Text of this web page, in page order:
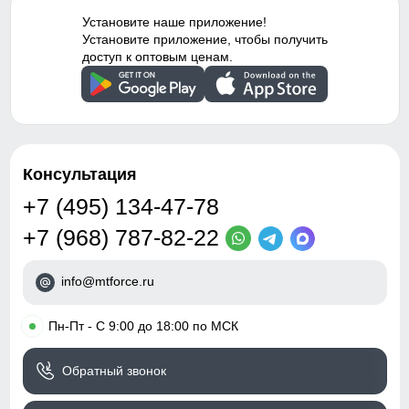
Удобные и вместительные карманы
Практичные и стильные карманы удобно расположены
для хранения мелочей, таких как ключи или телефон.
Тип посадки Средняя
Дизайн и стиль
Вид одежды Свободная модель
Рисунок
Надписи, Логотип,
Однотонный, Полоска
Коллекция
Тип упаковки Пакет
Установите наше приложение!
Установите приложение, чтобы получить
доступ к оптовым ценам.
Консультация
+7 (495) 134-47-78
+7 (968) 787-82-22
info@mtforce.ru
• Пн-Пт - С 9:00 до 18:00 по МСК
Обратный звонок